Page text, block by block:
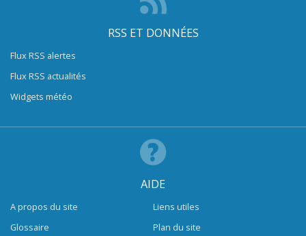
RSS ET DONNÉES
Flux RSS alertes
Flux RSS actualités
Widgets météo
AIDE
A propos du site
Glossaire
Liens utiles
Plan du site